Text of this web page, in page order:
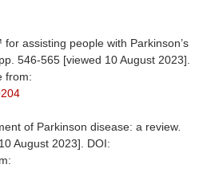
assisting people with Parkinson’s
546-565 [viewed 10 August 2023].
from:
of Parkinson disease: a review
August 2023]. DOI: